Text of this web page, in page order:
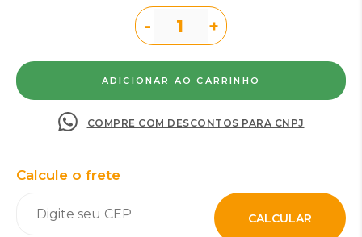
- +
COMPRE COM DESCONTOS PARA CNPJ
Calcule o frete
CALCULAR